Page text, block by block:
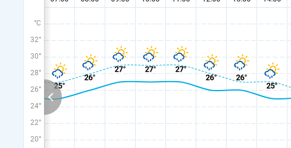
°C
32°
30°
28°
26°
24°
22°
20°